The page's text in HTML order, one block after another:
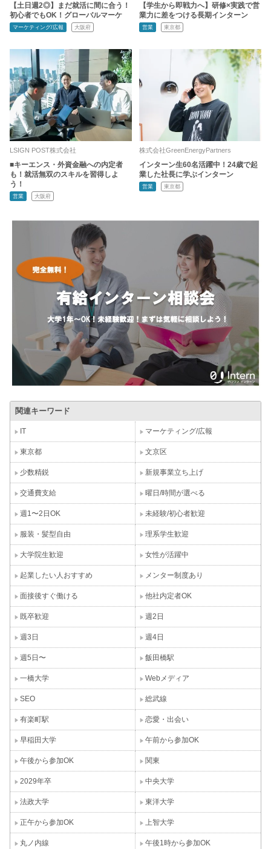
【土日週2◎】まだ就活に間に合う！
初心者でもOK！グローバルマーケ
マーケティング/広報 大阪府
【学生から即戦力へ】研修×実践で営
業力に差をつける長期インターン
営業 東京都
LSIGN POST株式会社
■キーエンス・外資金融への内定者
も！就活無双のスキルを習得しよ
う！
営業 大阪府
株式会社GreenEnergyPartners
インターン生60名活躍中！24歳で起
業した社長に学ぶインターン
営業 東京都
関連キーワード
IT マーケティング/広報
東京都 文京区
少数精鋭 新規事業立ち上げ
交通費支給 曜日/時間が選べる
週1〜2日OK 未経験/初心者歓迎
服装・髪型自由 理系学生歓迎
大学院生歓迎 女性が活躍中
起業したい人おすすめ メンター制度あり
面接後すぐ働ける 他社内定者OK
既卒歓迎 週2日
週3日 週4日
週5日〜 飯田橋駅
一橋大学 Webメディア
SEO 総武線
有楽町駅 恋愛・出会い
早稲田大学 午前から参加OK
午後から参加OK 関東
2029年卒 中央大学
法政大学 東洋大学
正午から参加OK 上智大学
丸ノ内線 午後1時から参加OK